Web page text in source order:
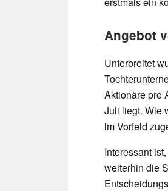
Angebot
Unterbreitet
Aktionäre pro
Juli liegt. Wie
im Vorfeld
Interessant
weiterhin die